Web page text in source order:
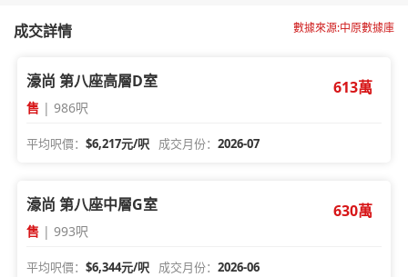
成交詳情 數據來源:中原數據庫
濠尚 第八座高層D室
售 | 986呎
613萬
平均呎價：$6,217元/呎 成交月份：2026-07
濠尚 第八座中層G室
售 | 993呎
630萬
平均呎價：$6,344元/呎 成交月份：2026-06